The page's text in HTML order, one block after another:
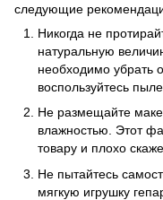
следующие
Никогда не
натуральную
необходимо убрать
воспользуйтесь
Не размещайте
влажностью. Этот
товару и плохо
Не пытайтесь
мягкую игрушку